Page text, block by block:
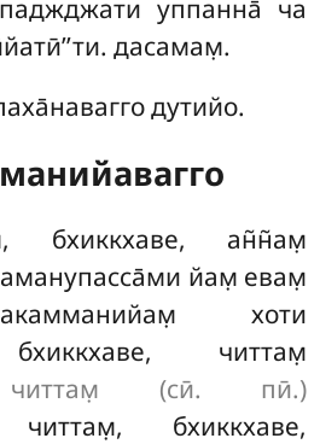
уппанна̄ ча
дасамам̣.
дутийо.
, бхиккхаве, ан̃н̃ам̣
йам̣ евам̣
акамманийам̣ хоти
читтам̣
читтам̣ (сӣ. пӣ.)
бхиккхаве,